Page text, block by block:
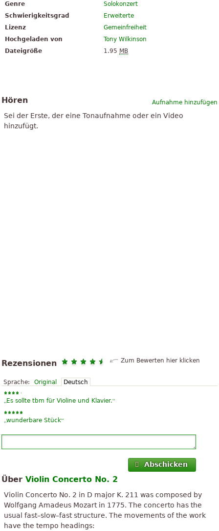
Genre
Solokonzert
Schwierigkeitsgrad
Erweiterte
Lizenz
Gemeinfreiheit
Hochgeladen von
Tony Wilkinson
Dateigröße
1.95 MB
Aufnahme hinzufügen
Hören
Sei der Erste, der eine Tonaufnahme oder ein Video
hinzufügt.
Rezensionen Zum Bewerten hier klicken
Sprache: Original Deutsch
„Es sollte tbm für Violine und Klavier.“
„wunderbare Stück“
Abschicken
Über Violin Concerto No. 2
Violin Concerto No. 2 in D major K. 211 was composed by
Wolfgang Amadeus Mozart in 1775. The concerto has the
usual fast–slow–fast structure. The movements of the work
have the tempo headings: